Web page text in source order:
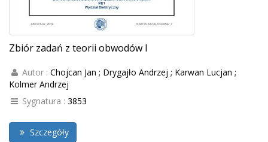
Zbiór zadań z teorii obwodów I
Autor : Chojcan Jan ; Drygajło Andrzej ; Karwan Lucjan ;
Kolmer Andrzej
Sygnatura : 3853
Szczegóły